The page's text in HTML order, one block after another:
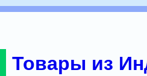
Товары из